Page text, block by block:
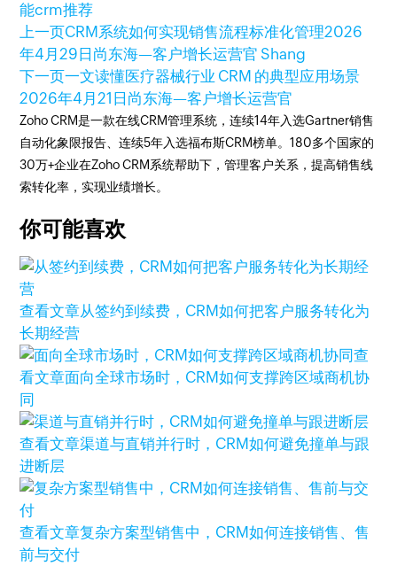
能crm推荐
上一页CRM系统如何实现销售流程标准化管理2026
年4月29日 尚东海—客户增长运营官 Shang
下一页一文读懂医疗器械行业 CRM 的典型应用场景
2026年4月21日 尚东海—客户增长运营官
Zoho CRM是一款在线CRM管理系统，连续14年入选Gartner销售
自动化象限报告、连续5年入选福布斯CRM榜单。180多个国家的
30万+企业在Zoho CRM系统帮助下，管理客户关系，提高销售线
索转化率，实现业绩增长。
你可能喜欢
查看文章从签约到续费，CRM如何把客户服务转化为
长期经营
查
看文章面向全球市场时，CRM如何支撑跨区域商机协
同
查看文章渠道与直销并行时，CRM如何避免撞单与跟
进断层
查看文章复杂方案型销售中，CRM如何连接销售、售
前与交付